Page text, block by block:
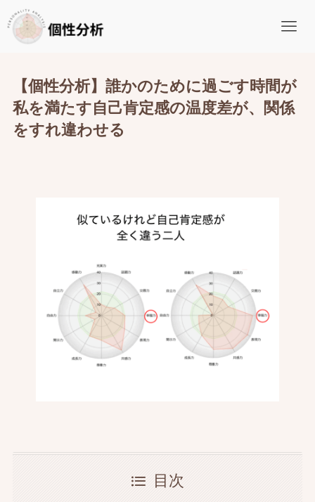
【個性分析】誰かのために過ごす時間が
私を満たす自己肯定感の温度差が、関係
をすれ違わせる
目次